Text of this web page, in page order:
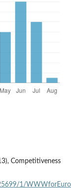
Competitiveness
1/